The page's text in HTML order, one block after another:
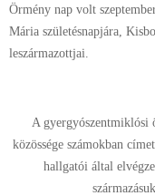
Örmény nap volt
Mária születésnapjára,
leszármazottjai.
A gyergyószentmiklósi
közössége számokban
hallgatói által